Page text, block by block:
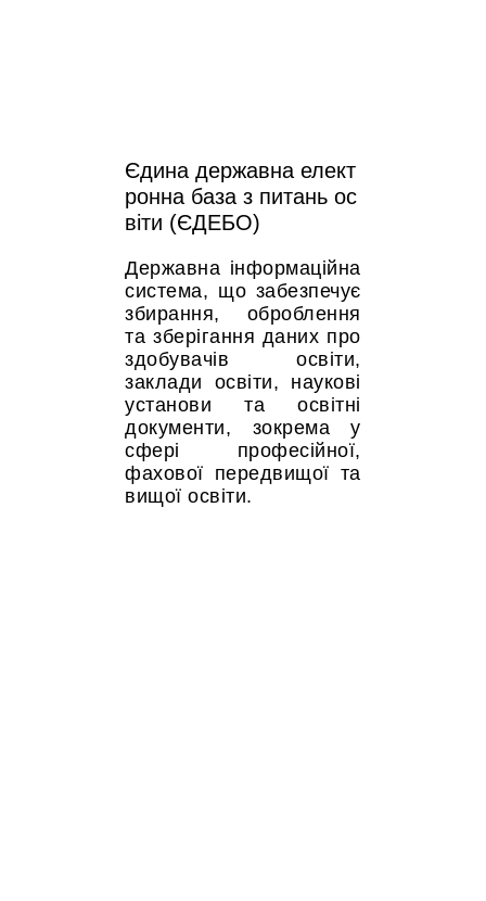
Єдина державна елект
ронна база з питань ос
віти (ЄДЕБО)
Державна інформаційна
система, що забезпечує
збирання, оброблення
та зберігання даних про
здобувачів освіти,
заклади освіти, наукові
установи та освітні
документи, зокрема у
сфері професійної,
фахової передвищої та
вищої освіти.